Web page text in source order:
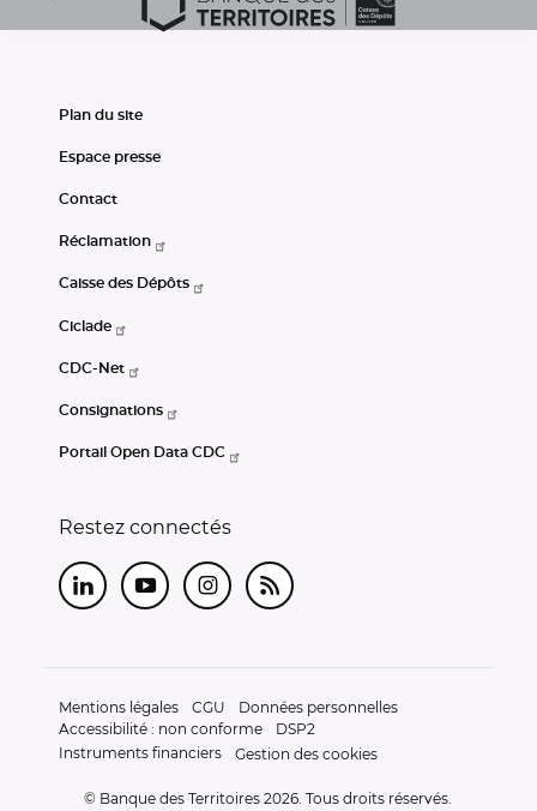
Plan du site
Espace presse
Contact
Réclamation
Caisse des Dépôts
Ciclade
CDC-Net
Consignations
Portail Open Data CDC
Restez connectés
LinkedInYoutubeInstagram
RSS
Mentions légales CGU
Données personnelles
Accessibilité : non conforme
DSP2
Instruments financiers
Gestion des cookies
© Banque des Territoires 2026. Tous droits réservés.